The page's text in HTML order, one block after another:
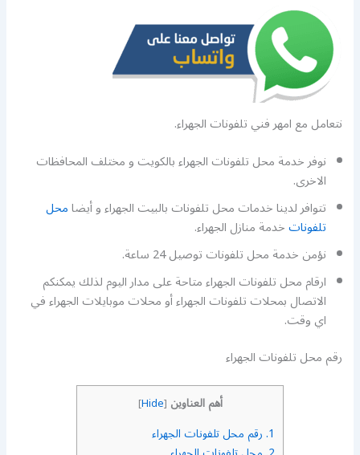
نتعامل مع امهر فني تلفونات الجهراء.
نوفر خدمة محل تلفونات الجهراء بالكويت و مختلف المحافظات
الاخرى.
تتوافر لدينا خدمات محل تلفونات بالبيت الجهراء و أيضامحل
تلفوناتخدمة منازل الجهراء.
نؤمن خدمة محل تلفونات توصيل 24 ساعة.
ارقام محل تلفونات الجهراء متاحة على مدار اليوم لذلك يمكنكم
الاتصال بمحلات تلفونات الجهراء أو محلات موبايلات الجهراء في
اي وقت.
رقم محل تلفونات الجهراء
أهم العناوين [
Hide
]
1. رقم محل تلفونات الجهراء